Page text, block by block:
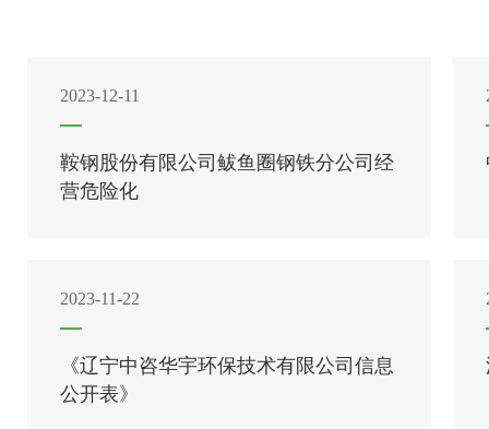
2023-12-11
鞍钢股份有限公司鲅鱼圈钢铁分公司经
营危险化
2023-11-22
《辽宁中咨华宇环保技术有限公司信息
公开表》